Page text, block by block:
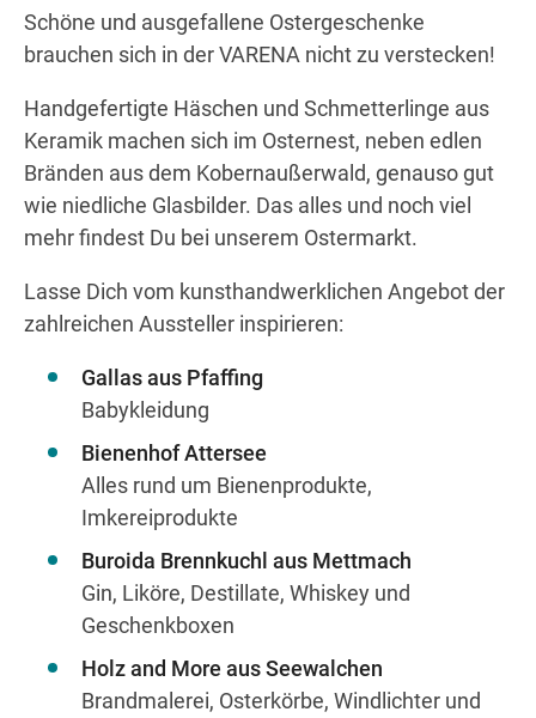
Schöne und ausgefallene Ostergeschenke
brauchen sich in der VARENA nicht zu verstecken!
Handgefertigte Häschen und Schmetterlinge aus
Keramik machen sich im Osternest, neben edlen
Bränden aus dem Kobernaußerwald, genauso gut
wie niedliche Glasbilder. Das alles und noch viel
mehr findest Du bei unserem Ostermarkt.
Lasse Dich vom kunsthandwerklichen Angebot der
zahlreichen Aussteller inspirieren:
Gallas aus Pfaffing
Babykleidung
Bienenhof Attersee
Alles rund um Bienenprodukte,
Imkereiprodukte
Buroida Brennkuchl aus Mettmach
Gin, Liköre, Destillate, Whiskey und
Geschenkboxen
Holz and More aus Seewalchen
Brandmalerei, Osterkörbe, Windlichter und